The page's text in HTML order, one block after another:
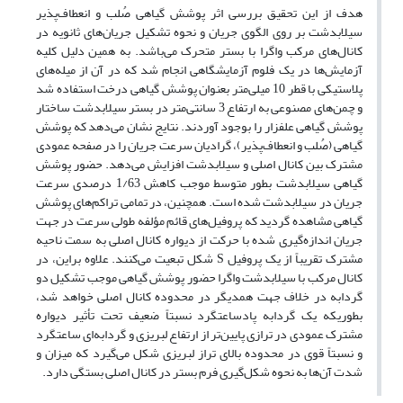
هدف از این تحقیق بررسی اثر پوشش گیاهی صُلب و انعطاف‌پذیر
سیلابدشت بر روی الگوی جریان و نحوه تشکیل جریان‌های ثانویه در
کانال‌های مرکب واگرا با بستر متحرک می‌باشد. به همین دلیل کلیه
آزمایش‌ها در یک فلوم آزمایشگاهی انجام شد که در آن از میله‌های
پلاستیکی با قطر 10 میلی‌متر بعنوان پوشش گیاهی درخت استفاده شد
و چمن‌های مصنوعی به ارتفاع 3 سانتی‌متر در بستر سیلابدشت ساختار
پوشش گیاهی علفزار را بوجود آوردند. نتایج نشان می‌دهد که پوشش
گیاهی (صُلب و انعطاف‌پذیر)، گرادیان سرعت جریان را در صفحه عمودی
مشترک بین کانال اصلی و سیلابدشت افزایش می‌دهد. حضور پوشش
گیاهی سیلابدشت بطور متوسط موجب کاهش 1/63 درصدی سرعت
جریان در سیلابدشت شده است. همچنین، در تمامی تراکم‌های پوشش
گیاهی مشاهده گردید که پروفیل‌های قائم مؤلفه طولی سرعت در جهت
جریان اندازه‌گیری شده با حرکت از دیواره کانال اصلی به سمت ناحیه
مشترک تقریباً از یک پروفیل S شکل تبعیت می‌کنند. علاوه براین، در
کانال مرکب با سیلابدشت واگرا حضور پوشش گیاهی موجب تشکیل دو
گردابه در خلاف جهت همدیگر در محدوده کانال اصلی خواهد شد،
بطوریکه یک گردابه پادساعتگرد نسبتاً ضعیف تحت تأثیر دیواره
مشترک عمودی در ترازی پایین‌تر از ارتفاع لبریزی و گردابه‌ای ساعتگرد
و نسبتاً قوی در محدوده بالای تراز لبریزی شکل می‌گیرد که میزان و
شدت آن‌ها به نحوه شکل‌گیری فرم بستر در کانال اصلی بستگی دارد.